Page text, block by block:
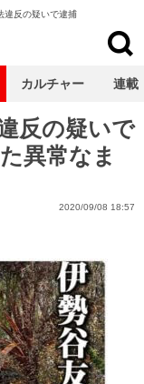
違反の疑いで逮捕
反の疑いで
異常なま
2020/09/08 18:57
カルチャー 連載